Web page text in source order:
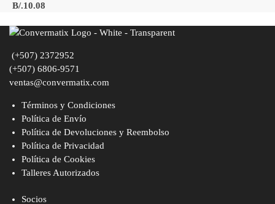
B/.10.08
(+507) 2372952
(+507) 6806-9571
ventas@convermatix.com
Términos y Condiciones
Política de Envío
Política de Devoluciones y Reembolso
Política de Privacidad
Política de Cookies
Talleres Autorizados
Socios